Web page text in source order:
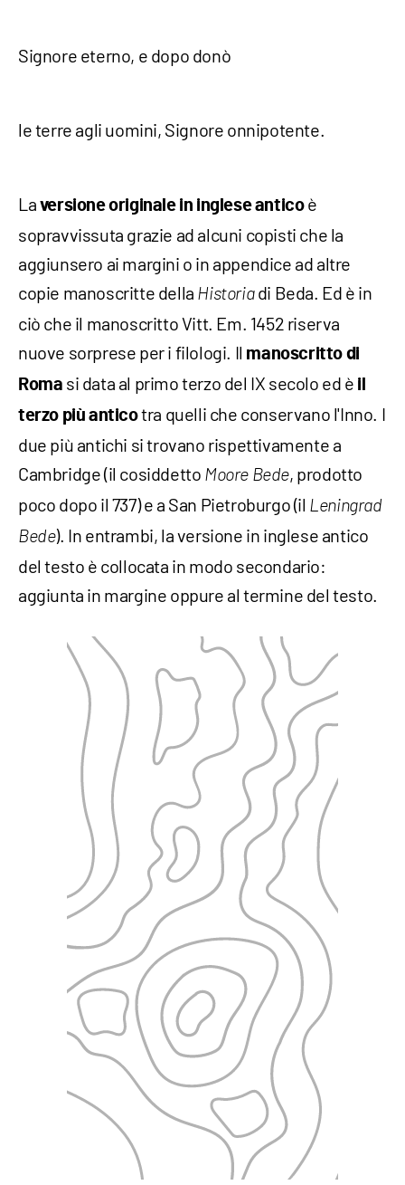
Signore eterno, e dopo donò
le terre agli uomini, Signore onnipotente.
La versione originale in inglese anticoè
sopravvissuta grazie ad alcuni copisti che la
aggiunsero ai margini o in appendice ad altre
copie manoscritte della Historiadi Beda. Ed è in
ciò che il manoscritto Vitt. Em. 1452 riserva
nuove sorprese per i filologi. Il manoscritto di
Roma si data al primo terzo del IX secolo ed è il
terzo più anticotra quelli che conservano l'Inno. I
due più antichi si trovano rispettivamente a
Cambridge (il cosiddetto Moore Bede, prodotto
poco dopo il 737) e a San Pietroburgo (il Leningrad
Bede). In entrambi, la versione in inglese antico
del testo è collocata in modo secondario:
aggiunta in margine oppure al termine del testo.